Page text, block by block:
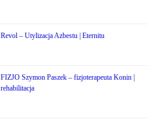
Revol – Utylizacja Azbestu | Eternitu
FIZJO Szymon Paszek – fizjoterapeuta Konin |
rehabilitacja